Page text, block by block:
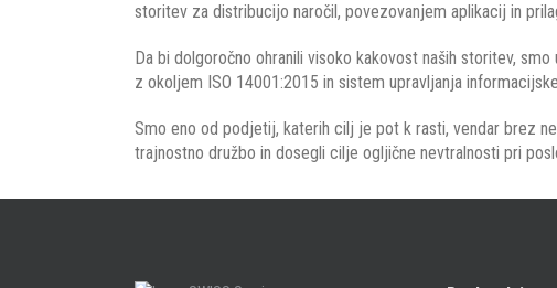
storitev za distribucijo naročil, povezovanjem aplikacij in
Da bi dolgoročno ohranili visoko kakovost naših storitev,
z okoljem ISO 14001:2015 in sistem upravljanja
Smo eno od podjetij, katerih cilj je pot k rasti, vendar brez
trajnostno družbo in dosegli cilje ogljične nevtralnosti pri